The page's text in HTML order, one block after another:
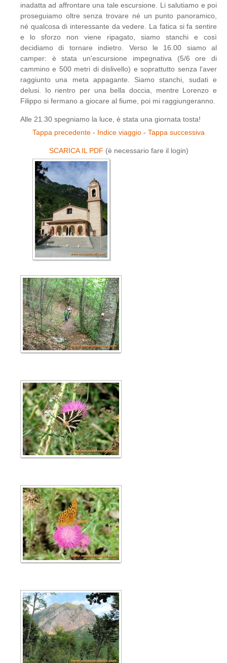
inadatta ad affrontare una tale escursione. Li salutiamo e poi
proseguiamo oltre senza trovare né un punto panoramico,
né qualcosa di interessante da vedere. La fatica si fa sentire
e lo sforzo non viene ripagato, siamo stanchi e così
decidiamo di tornare indietro. Verso le 16.00 siamo al
camper: è stata un'escursione impegnativa (5/6 ore di
cammino e 500 metri di dislivello) e soprattutto senza l'aver
raggiunto una meta appagante. Siamo stanchi, sudati e
delusi. Io rientro per una bella doccia, mentre Lorenzo e
Filippo si fermano a giocare al fiume, poi mi raggiungeranno.
Alle 21.30 spegniamo la luce, è stata una giornata tosta!
Tappa precedente - Indice viaggio - Tappa successiva
SCARICA IL PDF (è necessario fare il login)